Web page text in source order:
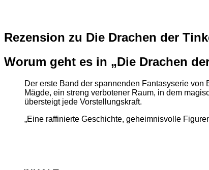
Rezension zu Die Drachen der
Worum geht es in „Die Drachen
Der erste Band der spannenden Fantasyserie
Mägde, ein streng verbotener Raum, in dem
übersteigt jede Vorstellungskraft.
„Eine raffinierte Geschichte, geheimnisvolle